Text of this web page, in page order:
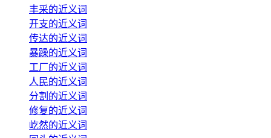
丰采的近义词
开支的近义词
传达的近义词
暴躁的近义词
工厂的近义词
人民的近义词
分割的近义词
修复的近义词
屹然的近义词